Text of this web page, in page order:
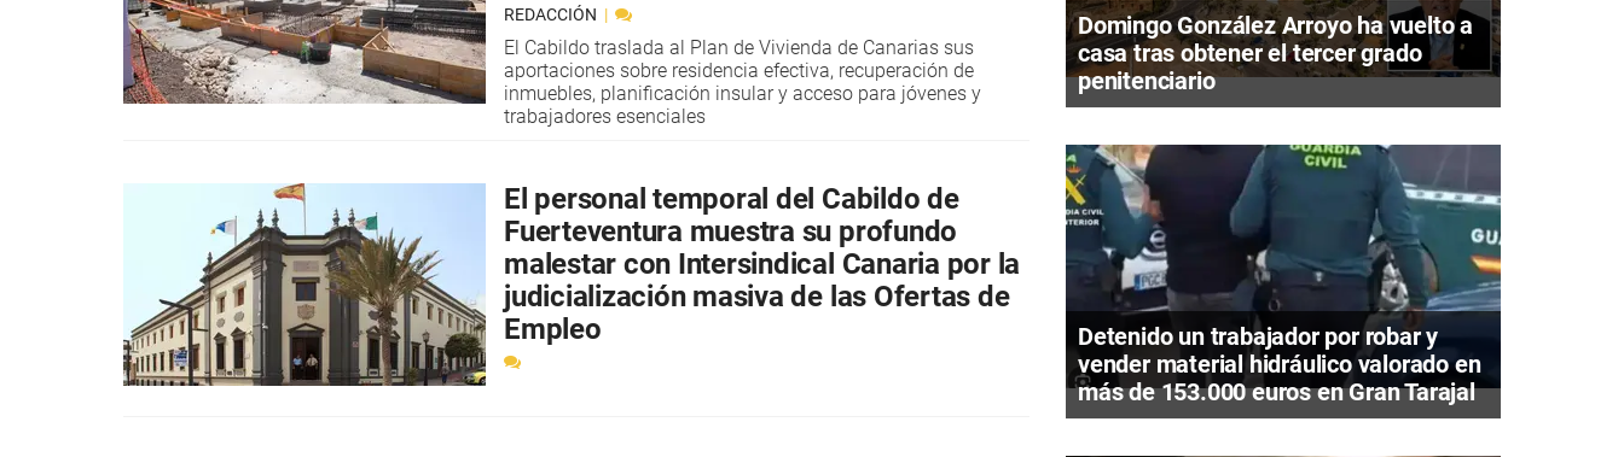
REDACCIÓN
El Cabildo traslada al Plan de Vivienda de Canarias sus
aportaciones sobre residencia efectiva, recuperación de
inmuebles, planificación insular y acceso para jóvenes y
trabajadores esenciales
El personal temporal del Cabildo de
Fuerteventura muestra su profundo
malestar con Intersindical Canaria por la
judicialización masiva de las Ofertas de
Empleo
Domingo González Arroyo ha vuelto a
casa tras obtener el tercer grado
penitenciario
Detenido un trabajador por robar y
vender material hidráulico valorado en
más de 153.000 euros en Gran Tarajal